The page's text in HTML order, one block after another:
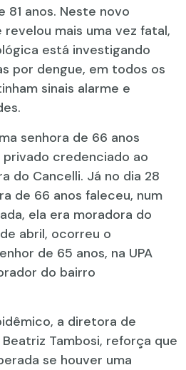
81 anos. Neste novo
mais uma vez fatal,
está investigando
por dengue, em todos os
sinais alarme e
senhora de 66 anos
credenciado ao
do Cancelli. Já no dia 28
de 66 anos faleceu, num
ela era moradora do
abril, ocorreu o
de 65 anos, na UPA
do bairro
a diretora de
Tambosi, reforça que
se houver uma